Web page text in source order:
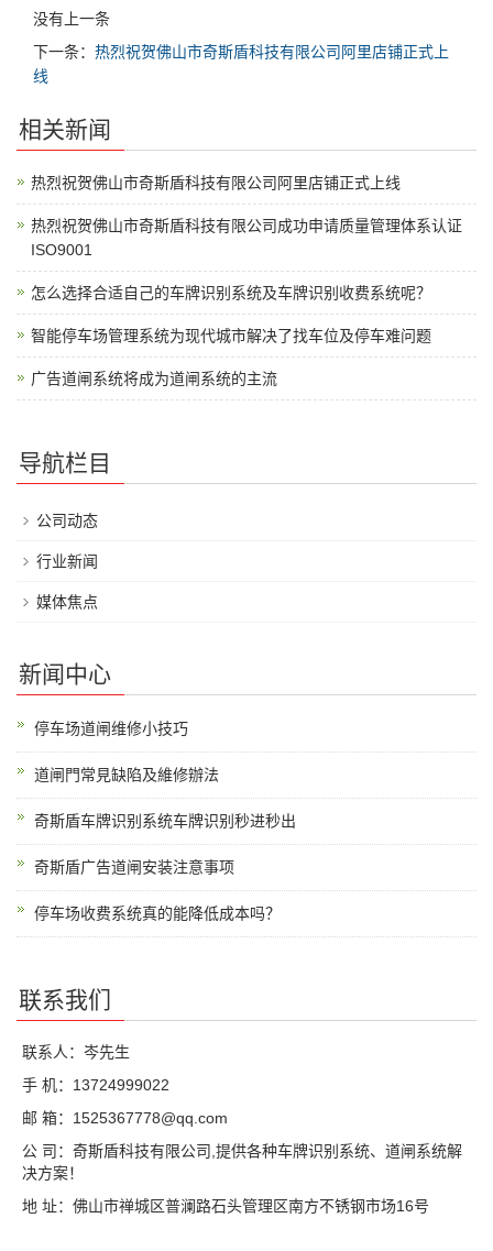
没有上一条
下一条： 热烈祝贺佛山市奇斯盾科技有限公司阿里店铺正式上
线
相关新闻
热烈祝贺佛山市奇斯盾科技有限公司阿里店铺正式上线
热烈祝贺佛山市奇斯盾科技有限公司成功申请质量管理体系认证
ISO9001
怎么选择合适自己的车牌识别系统及车牌识别收费系统呢？
智能停车场管理系统为现代城市解决了找车位及停车难问题
广告道闸系统将成为道闸系统的主流
导航栏目
公司动态
行业新闻
媒体焦点
新闻中心
停车场道闸维修小技巧
道闸門常見缺陷及維修辦法
奇斯盾车牌识别系统车牌识别秒进秒出
奇斯盾广告道闸安装注意事项
停车场收费系统真的能降低成本吗？
联系我们
联系人：岑先生
手 机：13724999022
邮 箱：1525367778@qq.com
公 司：奇斯盾科技有限公司,提供各种车牌识别系统、道闸系统解
决方案！
地 址：佛山市禅城区普澜路石头管理区南方不锈钢市场16号